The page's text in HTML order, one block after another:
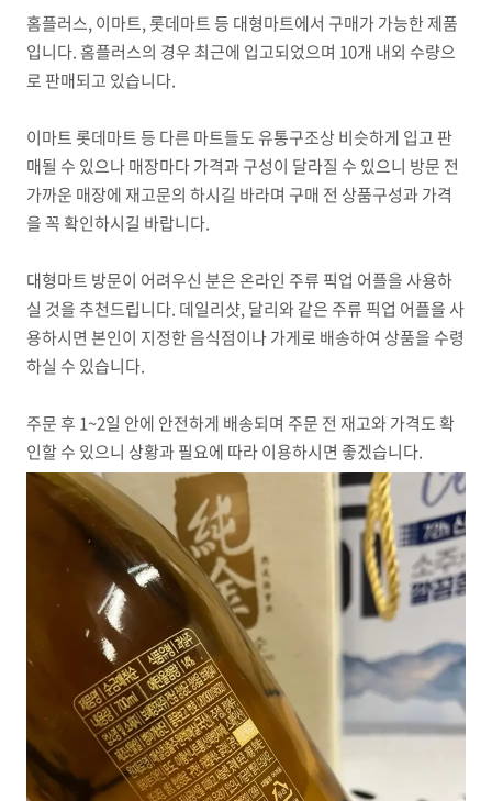
홈플러스, 이마트, 롯데마트 등 대형마트에서 구매가 가능한 제품
입니다. 홈플러스의 경우 최근에 입고되었으며 10개 내외 수량으
로 판매되고 있습니다.
이마트 롯데마트 등 다른 마트들도 유통구조상 비슷하게 입고 판
매될 수 있으나 매장마다 가격과 구성이 달라질 수 있으니 방문 전
가까운 매장에 재고문의 하시길 바라며 구매 전 상품구성과 가격
을 꼭 확인하시길 바랍니다.
대형마트 방문이 어려우신 분은 온라인 주류 픽업 어플을 사용하
실 것을 추천드립니다. 데일리샷, 달리와 같은 주류 픽업 어플을 사
용하시면 본인이 지정한 음식점이나 가게로 배송하여 상품을 수령
하실 수 있습니다.
주문 후 1~2일 안에 안전하게 배송되며 주문 전 재고와 가격도 확
인할 수 있으니 상황과 필요에 따라 이용하시면 좋겠습니다.